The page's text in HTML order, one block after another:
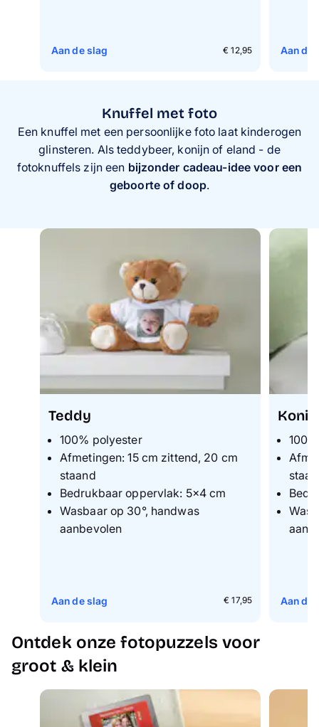
€ 12,95
Aan de slag Aan de
Knuffel met foto
Een knuffel met een persoonlijke foto laat kinderogen
glinsteren. Als teddybeer, konijn of eland - de
fotoknuffels zijn een bijzonder cadeau-idee voor een
geboorte of doop.
Teddy
100% polyester
Afmetingen: 15 cm zittend, 20 cm
staand
Bedrukbaar oppervlak: 5×4 cm
Wasbaar op 30°, handwas
aanbevolen
€ 17,95
Aan de slag Aan de
Ontdek onze fotopuzzels voor
groot & klein